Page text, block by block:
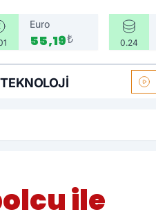
Euro
55,19₺ 0.24
TEKNOLOJI
ile